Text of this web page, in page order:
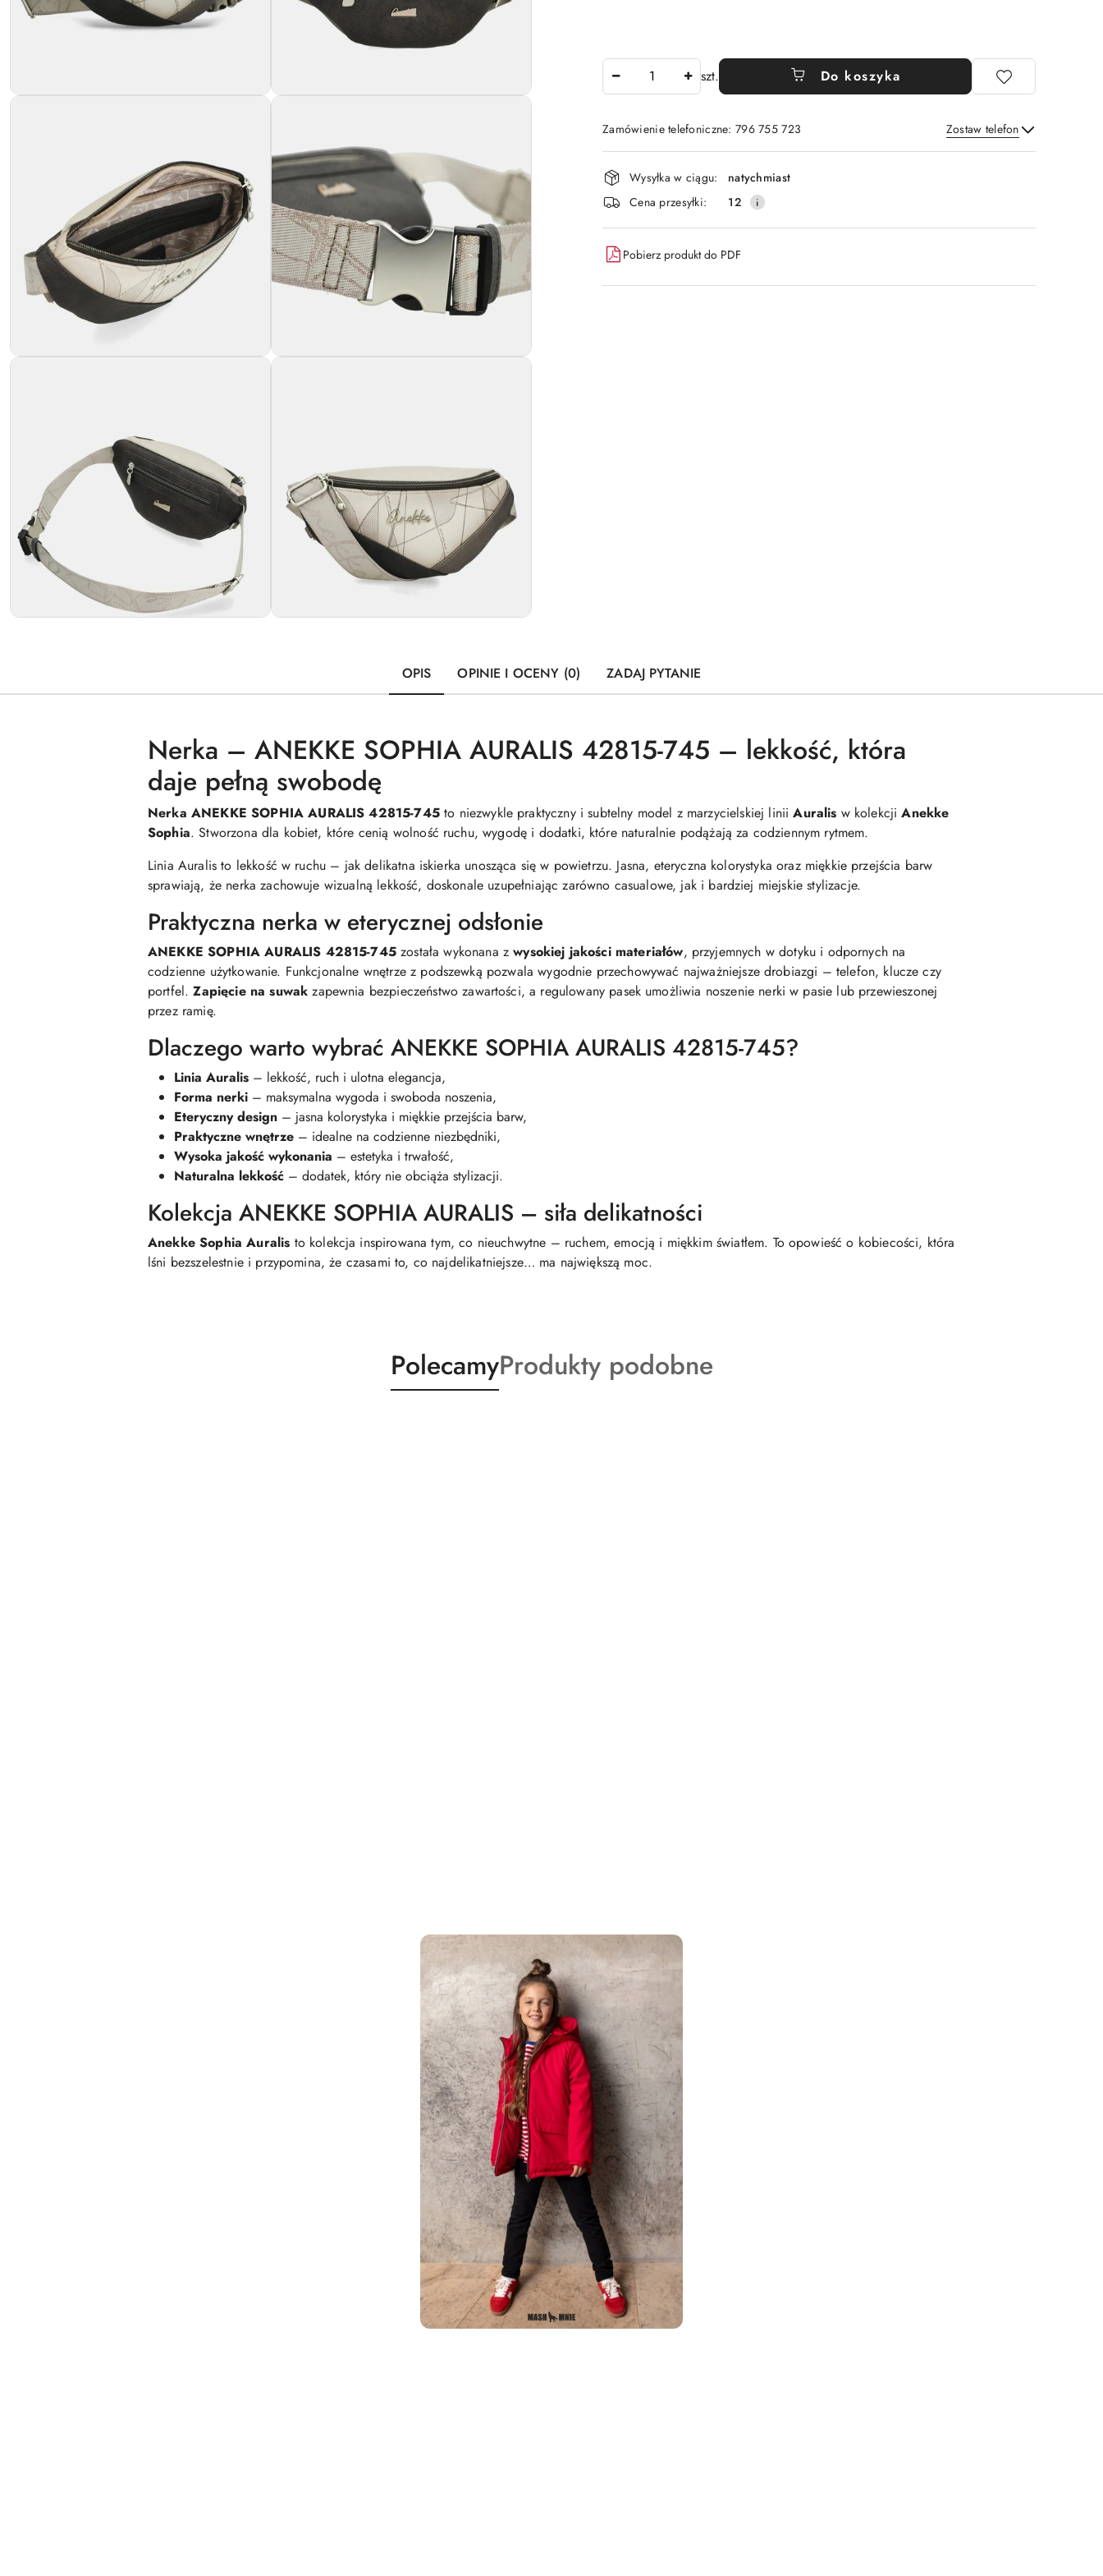
szt. Do koszyka
Zamówienie telefoniczne: 796 755 723 Zostaw telefon
Wyślij
Dostępność
i
dostawa
Wysyłka w ciągu:
natychmiast
Cena przesyłki:
12
Pobierz produkt do PDF
OPIS OPINIE I OCENY (0) ZADAJ PYTANIE
Nerka – ANEKKE SOPHIA AURALIS 42815-745 – lekkość, która
daje pełną swobodę
Nerka ANEKKE SOPHIA AURALIS 42815-745 to niezwykle praktyczny i subtelny model z marzycielskiej linii Auralis w kolekcji Anekke
Sophia. Stworzona dla kobiet, które cenią wolność ruchu, wygodę i dodatki, które naturalnie podążają za codziennym rytmem.
Linia Auralis to lekkość w ruchu – jak delikatna iskierka unosząca się w powietrzu. Jasna, eteryczna kolorystyka oraz miękkie przejścia barw
sprawiają, że nerka zachowuje wizualną lekkość, doskonale uzupełniając zarówno casualowe, jak i bardziej miejskie stylizacje.
Praktyczna nerka w eterycznej odsłonie
ANEKKE SOPHIA AURALIS 42815-745 została wykonana z wysokiej jakości materiałów, przyjemnych w dotyku i odpornych na
codzienne użytkowanie. Funkcjonalne wnętrze z podszewką pozwala wygodnie przechowywać najważniejsze drobiazgi – telefon, klucze czy
portfel. Zapięcie na suwak zapewnia bezpieczeństwo zawartości, a regulowany pasek umożliwia noszenie nerki w pasie lub przewieszonej
przez ramię.
Dlaczego warto wybrać ANEKKE SOPHIA AURALIS 42815-745?
Linia Auralis – lekkość, ruch i ulotna elegancja,
Forma nerki – maksymalna wygoda i swoboda noszenia,
Eteryczny design – jasna kolorystyka i miękkie przejścia barw,
Praktyczne wnętrze – idealne na codzienne niezbędniki,
Wysoka jakość wykonania – estetyka i trwałość,
Naturalna lekkość – dodatek, który nie obciąża stylizacji.
Kolekcja ANEKKE SOPHIA AURALIS – siła delikatności
Anekke Sophia Auralis to kolekcja inspirowana tym, co nieuchwytne – ruchem, emocją i miękkim światłem. To opowieść o kobiecości, która
lśni bezszelestnie i przypomina, że czasami to, co najdelikatniejsze… ma największą moc.
Produkty
o
PolecamyProdukty
o
Produkty podobne